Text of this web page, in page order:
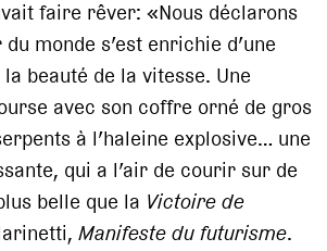
faire rêver: «Nous déclarons
monde s’est enrichie d’une
beauté de la vitesse. Une
avec son coffre orné de gros
à l’haleine explosive… une
qui a l’air de courir sur de
belle que la Victoire de
Manifeste du futurisme.